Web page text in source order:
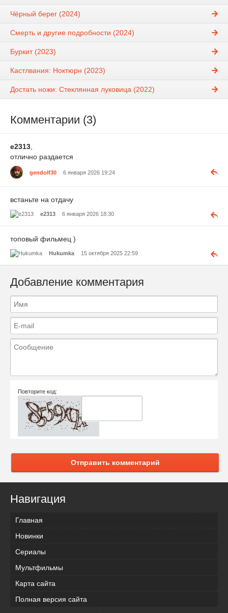
Чёрный берег (2024)
Смерть и другие подробности (2024)
Буркит (2023)
Кастлвания: Ноктюрн (2023)
Достать ножи: Стеклянная луковица (2022)
Комментарии (3)
e2313,
отлично раздается
gendolf30 6 января 2026 19:24
встаньте на отдачу
e2313 6 января 2026 18:30
топовый фильмец )
Hukumka 15 октября 2025 22:59
Добавление комментария
Повторите код:
Отправить комментарий
Навигация
Главная
Новинки
Сериалы
Мультфильмы
Карта сайта
Полная версия сайта